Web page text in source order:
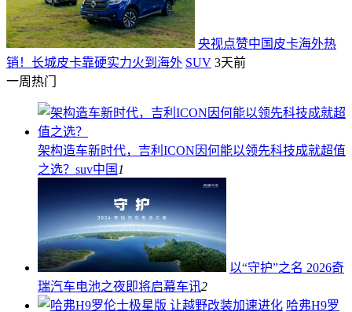
央视点赞中国皮卡海外热
销！长城皮卡靠硬实力火到海外 SUV 3天前
一周热门
架构造车新时代，吉利ICON因何能以领先科技成就超值
之选？ suv中国1
以“守护”之名 2026奇
瑞汽车电池之夜即将启幕车讯2
哈弗H9罗